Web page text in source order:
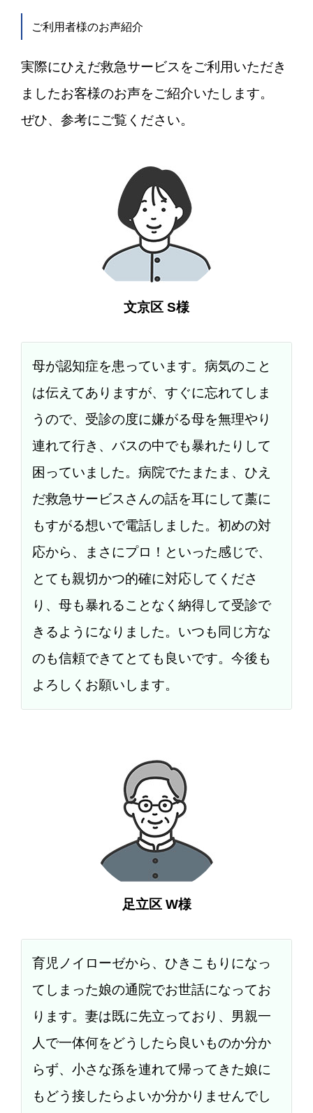
ご利用者様のお声紹介
実際にひえだ救急サービスをご利用いただき
ましたお客様のお声をご紹介いたします。
ぜひ、参考にご覧ください。
文京区 S様
母が認知症を患っています。病気のこと
は伝えてありますが、すぐに忘れてしま
うので、受診の度に嫌がる母を無理やり
連れて行き、バスの中でも暴れたりして
困っていました。病院でたまたま、ひえ
だ救急サービスさんの話を耳にして藁に
もすがる想いで電話しました。初めの対
応から、まさにプロ！といった感じで、
とても親切かつ的確に対応してくださ
り、母も暴れることなく納得して受診で
きるようになりました。いつも同じ方な
のも信頼できてとても良いです。今後も
よろしくお願いします。
足立区 W様
育児ノイローゼから、ひきこもりになっ
てしまった娘の通院でお世話になってお
ります。妻は既に先立っており、男親一
人で一体何をどうしたら良いものか分か
らず、小さな孫を連れて帰ってきた娘に
もどう接したらよいか分かりませんでし